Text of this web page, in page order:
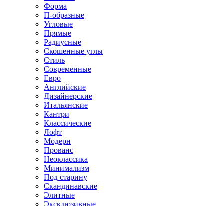
Форма
П-образные
Угловые
Прямые
Радиусные
Скошенные углы
Стиль
Современные
Евро
Английские
Дизайнерские
Итальянские
Кантри
Классические
Лофт
Модерн
Прованс
Неоклассика
Минимализм
Под старину
Скандинавские
Элитные
Эксклюзивные